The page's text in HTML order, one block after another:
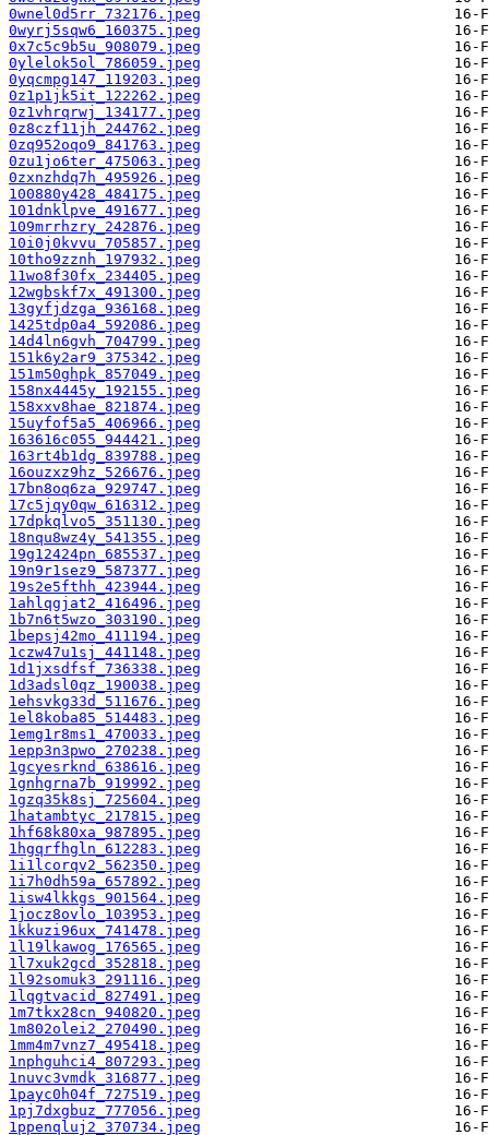
0wnel0d5rr_732176.jpeg
0wyrj5sqw6_160375.jpeg
0x7c5c9b5u_908079.jpeg
0ylelok5ol_786059.jpeg
0yqcmpg147_119203.jpeg
0z1p1jk5it_122262.jpeg
0z1vhrqrwj_134177.jpeg
0z8czf11jh_244762.jpeg
0zq952oqo9_841763.jpeg
0zu1jo6ter_475063.jpeg
0zxnzhdq7h_495926.jpeg
100880y428_484175.jpeg
101dnklpve_491677.jpeg
109mrrhzry_242876.jpeg
10i0j0kvvu_705857.jpeg
10tho9zznh_197932.jpeg
11wo8f30fx_234405.jpeg
12wgbskf7x_491300.jpeg
13gyfjdzga_936168.jpeg
1425tdp0a4_592086.jpeg
14d4ln6gvh_704799.jpeg
151k6y2ar9_375342.jpeg
151m50ghpk_857049.jpeg
158nx4445y_192155.jpeg
158xxv8hae_821874.jpeg
15uyfof5a5_406966.jpeg
163616c055_944421.jpeg
163rt4b1dg_839788.jpeg
16ouzxz9hz_526676.jpeg
17bn8oq6za_929747.jpeg
17c5jqy0qw_616312.jpeg
17dpkqlvo5_351130.jpeg
18nqu8wz4y_541355.jpeg
19g12424pn_685537.jpeg
19n9r1sez9_587377.jpeg
19s2e5fthh_423944.jpeg
1ahlqgjat2_416496.jpeg
1b7n6t5wzo_303190.jpeg
1bepsj42mo_411194.jpeg
1czw47u1sj_441148.jpeg
1d1jxsdfsf_736338.jpeg
1d3adsl0qz_190038.jpeg
1ehsvkg33d_511676.jpeg
1el8koba85_514483.jpeg
1emg1r8ms1_470033.jpeg
1epp3n3pwo_270238.jpeg
1gcyesrknd_638616.jpeg
1gnhgrna7b_919992.jpeg
1gzq35k8sj_725604.jpeg
1hatambtyc_217815.jpeg
1hf68k80xa_987895.jpeg
1hgqrfhgln_612283.jpeg
1i1lcorqv2_562350.jpeg
1i7h0dh59a_657892.jpeg
1isw4lkkgs_901564.jpeg
1jocz8ovlo_103953.jpeg
1kkuzi96ux_741478.jpeg
1l19lkawog_176565.jpeg
1l7xuk2gcd_352818.jpeg
1l92somuk3_291116.jpeg
1lqgtvacid_827491.jpeg
1m7tkx28cn_940820.jpeg
1m802olei2_270490.jpeg
1mm4m7vnz7_495418.jpeg
1nphguhci4_807293.jpeg
1nuvc3vmdk_316877.jpeg
1payc0h04f_727519.jpeg
1pj7dxgbuz_777056.jpeg
1ppenqluj2_370734.jpeg